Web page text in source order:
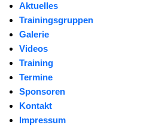
Aktuelles
Trainingsgruppen
Galerie
Videos
Training
Termine
Sponsoren
Kontakt
Impressum